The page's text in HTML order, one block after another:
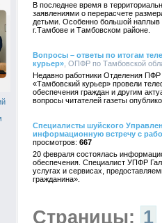
В последнее время в
заявлениями о перерасчете
детьми. Особенно большой
г.Тамбове и Тамбовском районе.
Вопросы – ответы по итогам
курьер» , ОПФР по Тамбовской
Недавно работники Отделения
«Тамбовский курьер» провели
обеспечения граждан и другим
вопросы читателей газеты
Специалисты шуйского
информационную встречу с
667
20 февраля состоялась
обеспечения. Специалист УПФР
услугах и сервисах,
гражданина».
Страницы: 1